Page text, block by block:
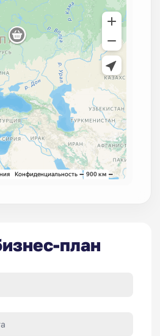
план